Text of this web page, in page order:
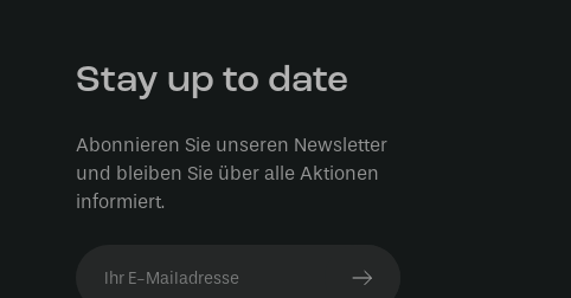
Stay up to date
Abonnieren Sie unseren Newsletter
und bleiben Sie über alle Aktionen
informiert.